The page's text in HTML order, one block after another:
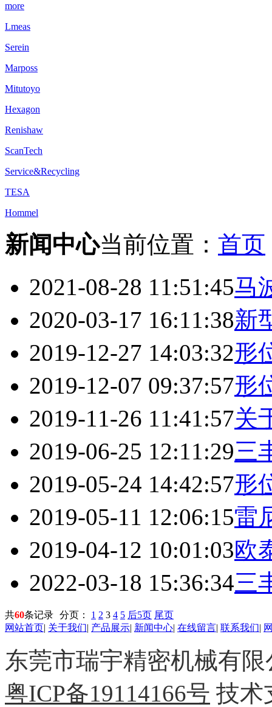
more
Lmeas
Serein
Marposs
Mitutoyo
Hexagon
Renishaw
ScanTech
Service&Recycling
TESA
Hommel
新闻中心当前位置： 首页
2021-08-28 11:51:45马
2020-03-17 16:11:38新
2019-12-27 14:03:32形
2019-12-07 09:37:57形
2019-11-26 11:41:57关
2019-06-25 12:11:29三
2019-05-24 14:42:57形
2019-05-11 12:06:15雷
2019-04-12 10:01:03欧
2022-03-18 15:36:34三
共60条记录 分页： 1 2 3 4 5 后5页 尾页
网站首页| 关于我们| 产品展示| 新闻中心| 在线留言| 联系我们|
东莞市瑞宇精密机械有
粤ICP备19114166号 技术